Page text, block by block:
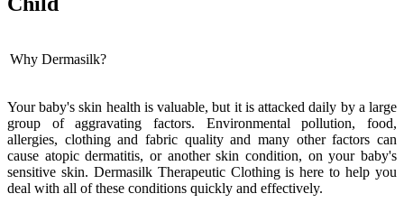
Why Dermasilk?
Your baby's skin health is valuable, but it is attacked daily by a large
group of aggravating factors.
Environmental pollution, food,
allergies, clothing and fabric quality and many other factors can
cause atopic dermatitis, or another skin condition, on your baby's
sensitive skin. Dermasilk Therapeutic Clothing is here to help you
deal with all of these conditions quickly and effectively.